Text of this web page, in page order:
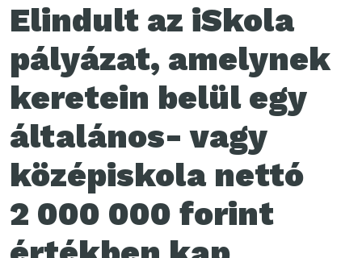
Elindult az iSkola
pályázat, amelynek
keretein belül egy
általános- vagy
középiskola nettó
2 000 000 forint